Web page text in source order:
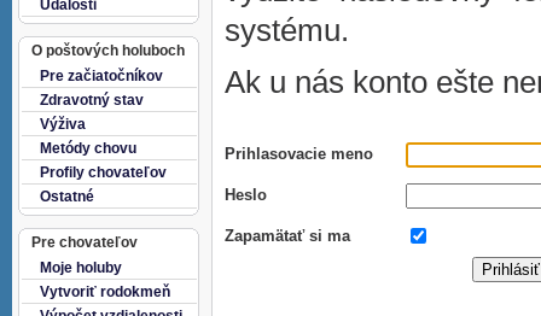
Udalosti
O poštových holuboch
Pre začiatočníkov
Zdravotný stav
Výživa
Metódy chovu
Profily chovateľov
Ostatné
Pre chovateľov
Moje holuby
Vytvoriť rodokmeň
systému.
Ak u nás konto ešte
Prihlasovacie meno
Heslo
Zapamätať si ma